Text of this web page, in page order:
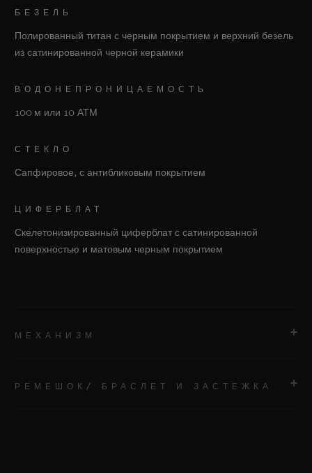
БЕЗЕЛЬ
Полированный титан с черным покрытием и верхний безель
из сатинированной черной керамики
ВОДОНЕПРОНИЦАЕМОСТЬ
100 м или 10 АТМ
СТЕКЛО
Сапфировое, с антибликовым покрытием
ЦИФЕРБЛАТ
Скелетонизированный циферблат с сатинированной
поверхностью и матовым черным покрытием
МЕХАНИЗМ
РЕМЕШОК/ БРАСЛЕТ И ЗАСТЕЖКА